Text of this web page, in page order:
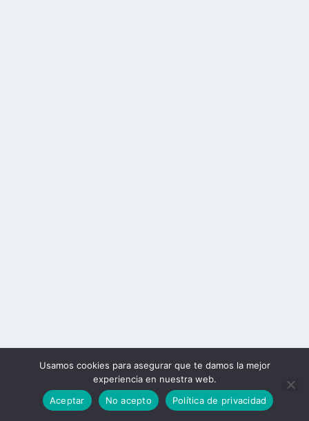
Usamos cookies para asegurar que te damos la mejor
experiencia en nuestra web.
Aceptar
No acepto Política de privacidad